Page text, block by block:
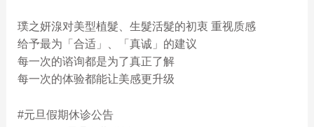
璞之妍湶对美型植髮、生髮活髮的初衷 重视质感
给予最为「合适」、「真诚」的建议
每一次的谘询都是为了真正了解
每一次的体验都能让美感更升级
#元旦假期休诊公告